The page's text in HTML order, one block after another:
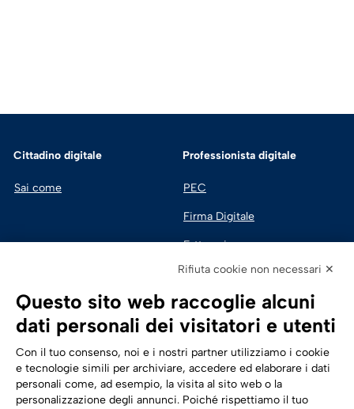
Cittadino digitale
Sai come
Professionista digitale
PEC
Firma Digitale
Fatturazione
Sicurezza Digitale
Cloud
Trasformazione digitale Seguici su:
Rifiuta cookie non necessari ✕
Questo sito web raccoglie alcuni
dati personali dei visitatori e utenti
Con il tuo consenso, noi e i nostri partner utilizziamo i cookie
e tecnologie simili per archiviare, accedere ed elaborare i dati
personali come, ad esempio, la visita al sito web o la
personalizzazione degli annunci. Poiché rispettiamo il tuo